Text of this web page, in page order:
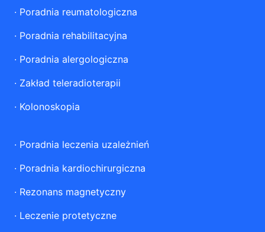
· Poradnia reumatologiczna
· Poradnia rehabilitacyjna
· Poradnia alergologiczna
· Zakład teleradioterapii
· Kolonoskopia
· Poradnia leczenia uzależnień
· Poradnia kardiochirurgiczna
· Rezonans magnetyczny
· Leczenie protetyczne